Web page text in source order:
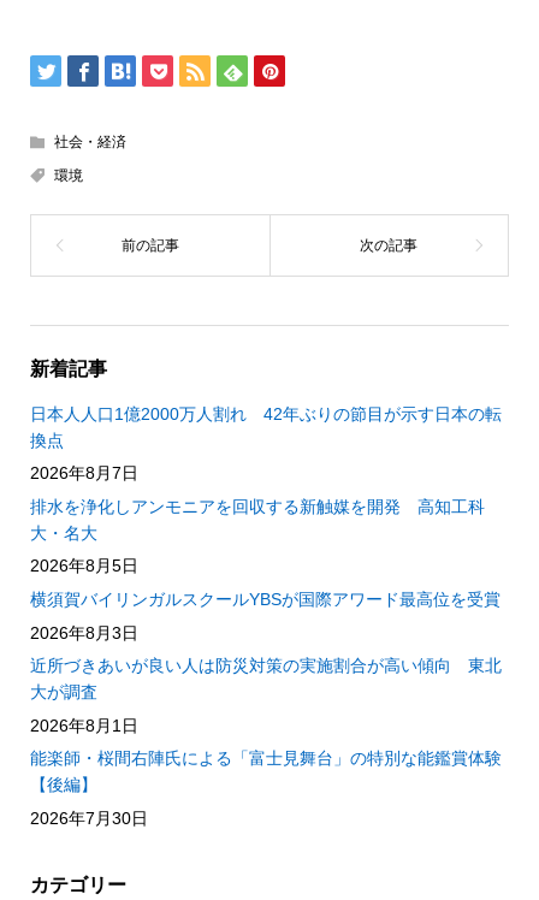
社会・経済
環境
新着記事
日本人人口1億2000万人割れ 42年ぶりの節目が示す日本の転
換点
2026年8月7日
排水を浄化しアンモニアを回収する新触媒を開発 高知工科
大・名大
2026年8月5日
横須賀バイリンガルスクールYBSが国際アワード最高位を受賞
2026年8月3日
近所づきあいが良い人は防災対策の実施割合が高い傾向 東北
大が調査
2026年8月1日
能楽師・桜間右陣氏による「富士見舞台」の特別な能鑑賞体験
【後編】
2026年7月30日
カテゴリー